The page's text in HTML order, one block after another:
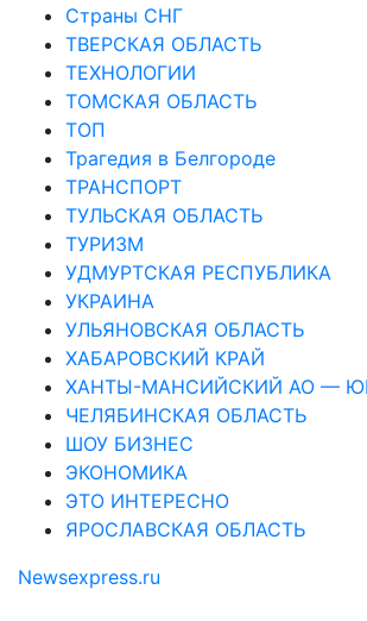
Страны СНГ
ТВЕРСКАЯ ОБЛАСТЬ
ТЕХНОЛОГИИ
ТОМСКАЯ ОБЛАСТЬ
ТОП
Трагедия в Белгороде
ТРАНСПОРТ
ТУЛЬСКАЯ ОБЛАСТЬ
ТУРИЗМ
УДМУРТСКАЯ РЕСПУБЛИКА
УКРАИНА
УЛЬЯНОВСКАЯ ОБЛАСТЬ
ХАБАРОВСКИЙ КРАЙ
ХАНТЫ-МАНСИЙСКИЙ АО —
ЧЕЛЯБИНСКАЯ ОБЛАСТЬ
ШОУ БИЗНЕС
ЭКОНОМИКА
ЭТО ИНТЕРЕСНО
ЯРОСЛАВСКАЯ ОБЛАСТЬ
Newsexpress.ru